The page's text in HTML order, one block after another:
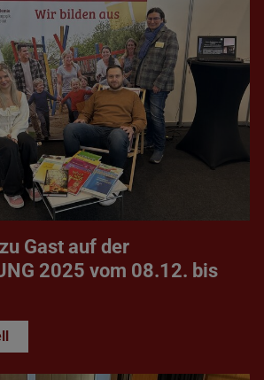
Gast auf der
2025 vom 08.12. bis